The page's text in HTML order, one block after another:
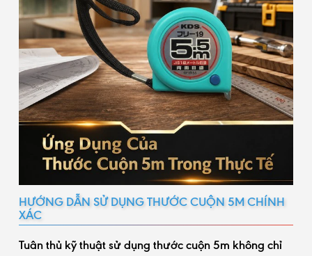
HƯỚNG DẪN SỬ DỤNG THƯỚC CUỘN 5M CHÍNH
XÁC
Tuân thủ kỹ thuật sử dụng thước cuộn 5m không chỉ